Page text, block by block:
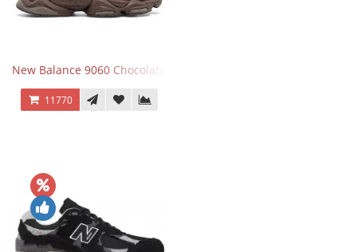
New Balance 9060 Chocolate Brown
11770